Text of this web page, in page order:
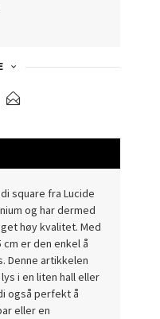
square fra Lucide
og har dermed
høy kvalitet. Med
cm er den enkel å
Denne artikkelen
i en liten hall eller
også perfekt å
eller en